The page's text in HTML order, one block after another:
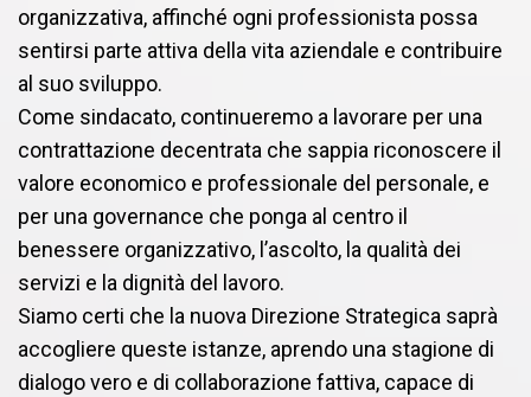
organizzativa, affinché ogni professionista possa
sentirsi parte attiva della vita aziendale e contribuire
al suo sviluppo.
Come sindacato, continueremo a lavorare per una
contrattazione decentrata che sappia riconoscere il
valore economico e professionale del personale, e
per una governance che ponga al centro il
benessere organizzativo, l’ascolto, la qualità dei
servizi e la dignità del lavoro.
Siamo certi che la nuova Direzione Strategica saprà
accogliere queste istanze, aprendo una stagione di
dialogo vero e di collaborazione fattiva, capace di